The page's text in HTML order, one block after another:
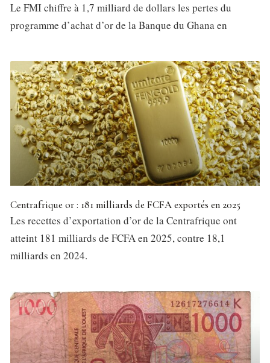
Le FMI chiffre à 1,7 milliard de dollars les pertes du
programme d’achat d’or de la Banque du Ghana en
Centrafrique or : 181 milliards de FCFA exportés en 2025
Les recettes d’exportation d’or de la Centrafrique ont
atteint 181 milliards de FCFA en 2025, contre 18,1
milliards en 2024.